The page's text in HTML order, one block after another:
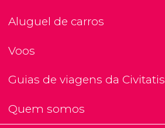
Aluguel de carros
Voos
Guias de viagens da Civitatis
Quem somos